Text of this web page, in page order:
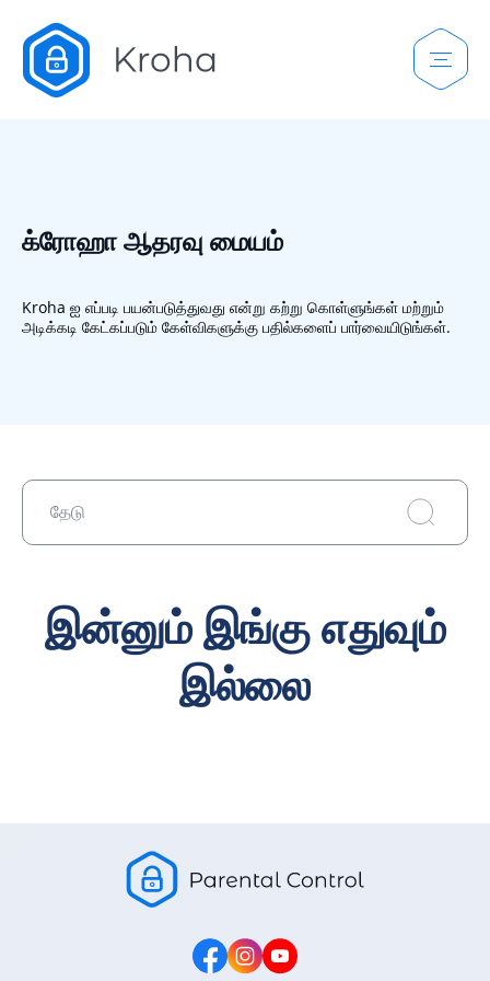
க்ரோஹா ஆதரவு மையம்
Kroha ஐ எப்படி பயன்படுத்துவது என்று கற்று கொள்ளுங்கள் மற்றும்
அடிக்கடி கேட்கப்படும் கேள்விகளுக்கு பதில்களைப் பார்வையிடுங்கள்.
தேடு
இன்னும் இங்கு எதுவும்
இல்லை